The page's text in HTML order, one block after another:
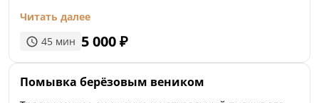
Читать далее
45 мин 5 000₽
Помывка берёзовым веником